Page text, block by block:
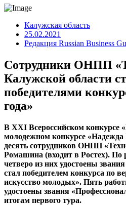
Калужская область
25.02.2021
Редакция Russian Business
Сотрудники ОНПП
Калужской области
победителями
года»
В XXI Всероссийском конкурсе
молодежном конкурсе «Надежда
десять сотрудников ОНПП
Ромашина (входит в Ростех). По
четверо из них удостоены
стал победителем конкурса по
искусство молодых». Пять
удостоены звания
итогам первого тура.